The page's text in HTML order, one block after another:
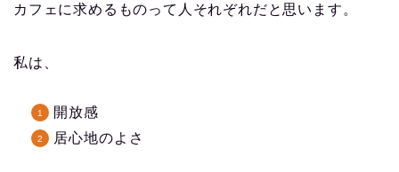
カフェに求めるものって人それぞれだと思います。
私は、
開放感
居心地のよさ